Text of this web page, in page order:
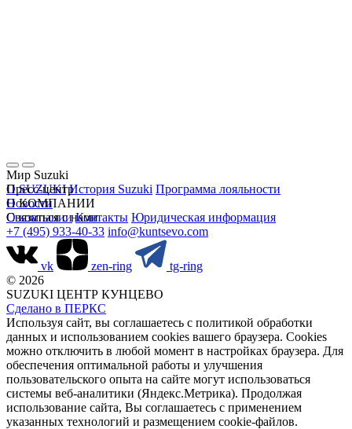
Мир Suzuki
О SUZUKI История Suzuki Программа лояльности
Пресс-центр
Новости
О КОМПАНИИ
О компании Контакты Юридическая информация
Связаться с нами
+7 (495) 933-40-33 info@kuntsevo.com
vk zen-ring
tg-ring
© 2026
SUZUKI ЦЕНТР КУНЦЕВО
Сделано в ПЕРКС
Используя сайт, вы соглашаетесь с политикой обработки
данных и использованием cookies вашего браузера. Cookies
можно отключить в любой момент в настройках браузера. Для
обеспечения оптимальной работы и улучшения
пользовательского опыта на сайте могут использоваться
системы веб-аналитики (Яндекс.Метрика). Продолжая
использование сайта, Вы соглашаетесь с применением
указанных технологий и размещением cookie-файлов.